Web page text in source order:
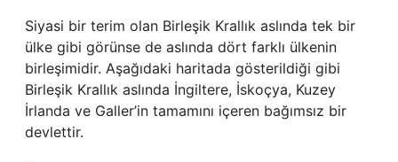
Siyasi bir terim olan Birleşik Krallık aslında tek bir
ülke gibi görünse de aslında dört farklı ülkenin
birleşimidir. Aşağıdaki haritada gösterildiği gibi
Birleşik Krallık aslında İngiltere, İskoçya, Kuzey
İrlanda ve Galler’in tamamını içeren bağımsız bir
devlettir.